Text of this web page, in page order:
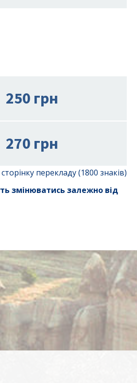
250 грн
270 грн
перекладу (1800 знаків)
змінюватись залежно від